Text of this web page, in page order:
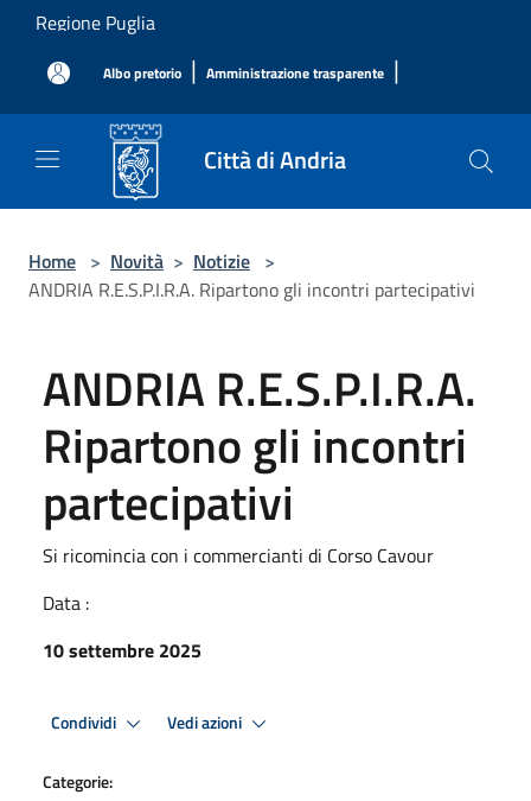
Salta al contenuto principale
Regione Puglia
Albo pretorio | Amministrazione trasparente |
Città di Andria
Home > Novità > Notizie >
ANDRIA R.E.S.P.I.R.A. Ripartono gli incontri partecipativi
ANDRIA R.E.S.P.I.R.A.
Ripartono gli incontri
partecipativi
Si ricomincia con i commercianti di Corso Cavour
Data :
10 settembre 2025
Condividi Vedi azioni
Categorie: